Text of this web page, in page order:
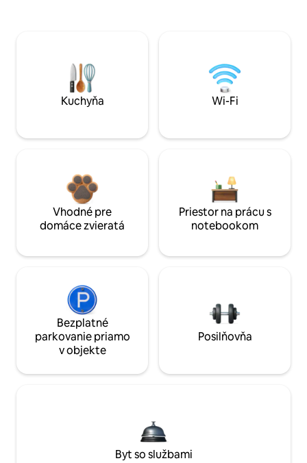
Kuchyňa Wi-Fi
Vhodné pre
domáce zvieratá
Priestor na prácu s
notebookom
Bezplatné
parkovanie priamo
v objekte
Posilňovňa
Byt so službami